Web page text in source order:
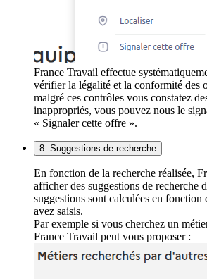
France Travail effectue
vérifier la légalité et la conformité des
malgré ces contrôles vous constatez
inappropriés, vous pouvez nous le
« Signaler cette offre ».
8. Suggestions de recherche
En fonction de la recherche réalisée,
afficher des suggestions de recherche
suggestions sont calculées en fonction
avez saisis.
Par exemple si vous cherchez un
France Travail peut vous proposer :